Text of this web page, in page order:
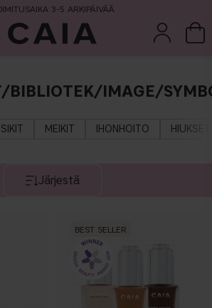
3-5 ARKIPÄIVÄÄ
IMAGE/
MEIKIT IHONHOITO HIUKSET
Järjestä
BEST SELLER